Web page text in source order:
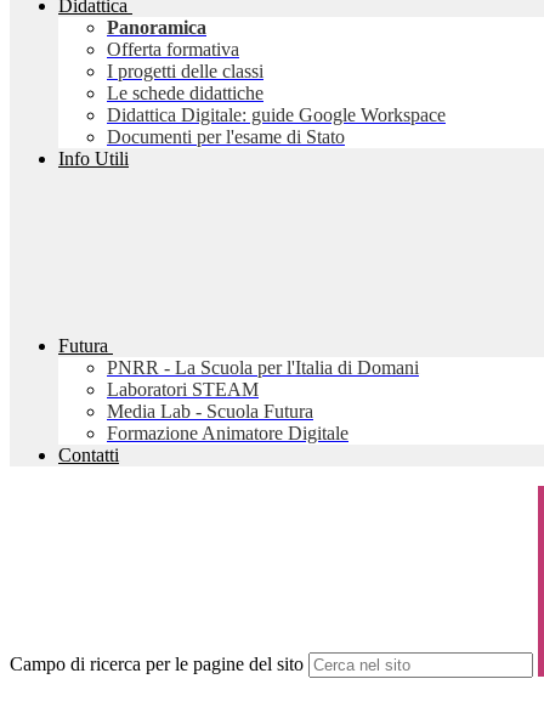
Didattica
Panoramica
Offerta formativa
I progetti delle classi
Le schede didattiche
Didattica Digitale: guide Google Workspace
Documenti per l'esame di Stato
Info Utili
Futura
PNRR - La Scuola per l'Italia di Domani
Laboratori STEAM
Media Lab - Scuola Futura
Formazione Animatore Digitale
Contatti
Campo di ricerca per le pagine del sito